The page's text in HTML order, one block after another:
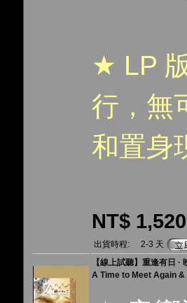
★ LP
行，無
和置身
NT$ 1,520
出貨時程:
2-3 天
【線上試聽】重逢有日 ·
A Time to Meet Again